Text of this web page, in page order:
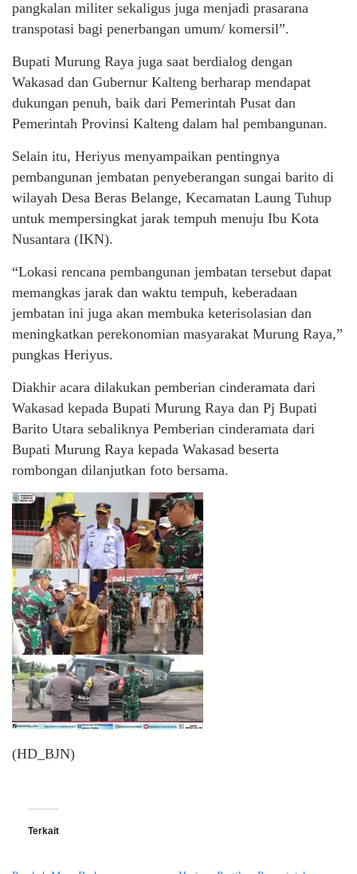
pangkalan militer sekaligus juga menjadi prasarana
transpotasi bagi penerbangan umum/ komersil”.
Bupati Murung Raya juga saat berdialog dengan
Wakasad dan Gubernur Kalteng berharap mendapat
dukungan penuh, baik dari Pemerintah Pusat dan
Pemerintah Provinsi Kalteng dalam hal pembangunan.
Selain itu, Heriyus menyampaikan pentingnya
pembangunan jembatan penyeberangan sungai barito di
wilayah Desa Beras Belange, Kecamatan Laung Tuhup
untuk mempersingkat jarak tempuh menuju Ibu Kota
Nusantara (IKN).
“Lokasi rencana pembangunan jembatan tersebut dapat
memangkas jarak dan waktu tempuh, keberadaan
jembatan ini juga akan membuka keterisolasian dan
meningkatkan perekonomian masyarakat Murung Raya,”
pungkas Heriyus.
Diakhir acara dilakukan pemberian cinderamata dari
Wakasad kepada Bupati Murung Raya dan Pj Bupati
Barito Utara sebaliknya Pemberian cinderamata dari
Bupati Murung Raya kepada Wakasad beserta
rombongan dilanjutkan foto bersama.
(HD_BJN)
Terkait